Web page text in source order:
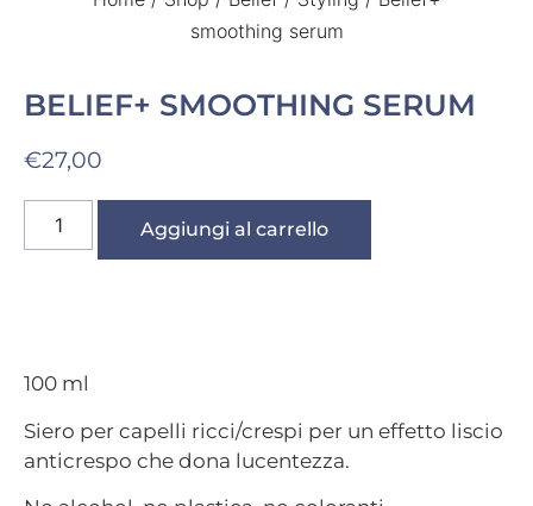
smoothing serum
BELIEF+ SMOOTHING SERUM
€27,00
Aggiungi al carrello
100 ml
Siero per capelli ricci/crespi per un effetto liscio
anticrespo che dona lucentezza.